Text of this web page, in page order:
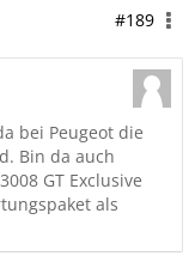
#189
bei Peugeot die
Bin da auch
GT Exclusive
als